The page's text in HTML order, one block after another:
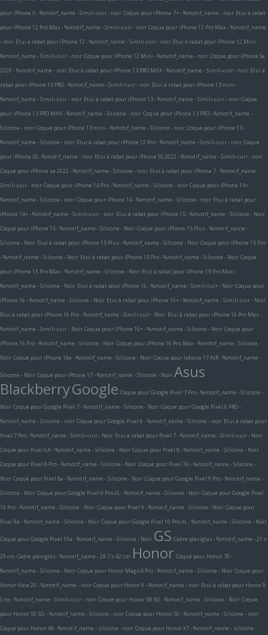
pour iPhone X - %motif_name - Simili-cuir - noir Coque pour iPhone 7+ - %motif_name - noir Etui à rabat
pour iPhone 12 Pro Max - %motif_name - Simili-cuir - noir Coque pour iPhone 12 Pro Max - %motif_name
- noir Etui à rabat pour iPhone 12 - %motif_name - Simili-cuir - noir Etui à rabat pour iPhone 12 Mini -
%motif_name - Simili-cuir - noir Coque pour iPhone 12 Mini - %motif_name - noir Coque pour iPhone Se
2020 - %motif_name - noir Etui à rabat pour iPhone 13 PRO MAX - %motif_name - Simili-cuir - noir Etui à
rabat pour iPhone 13 PRO - %motif_name - Simili-cuir - noir Etui à rabat pour iPhone 13 mini -
%motif_name - Simili-cuir - noir Etui à rabat pour iPhone 13 - %motif_name - Simili-cuir - noir Coque
pour iPhone 13 PRO MAX - %motif_name - Silicone - noir Coque pour iPhone 13 PRO - %motif_name -
Silicone - noir Coque pour iPhone 13 mini - %motif_name - Silicone - noir Coque pour iPhone 13 -
%motif_name - Silicone - noir Etui à rabat pour iPhone 12 Pro - %motif_name - Simili-cuir - noir Coque
pour iPhone XS - %motif_name - noir Etui à rabat pour iPhone SE 2022 - %motif_name - Simili-cuir - noir
Coque pour iPhone se 2022 - %motif_name - Silicone - noir Etui à rabat pour iPhone 7 - %motif_name -
Simili-cuir - noir Coque pour iPhone 14 Pro - %motif_name - Silicone - noir Coque pour iPhone 14+ -
%motif_name - Silicone - noir Coque pour iPhone 14 - %motif_name - Silicone - noir Etui à rabat pour
iPhone 14+ - %motif_name - Simili-cuir - noir Etui à rabat pour iPhone 15 - %motif_name - Silicone - Noir
Coque pour iPhone 15 - %motif_name - Silicone - Noir Coque pour iPhone 15 Plus - %motif_name -
Silicone - Noir Etui à rabat pour iPhone 15 Plus - %motif_name - Silicone - Noir Coque pour iPhone 15 Pro
- %motif_name - Silicone - Noir Etui à rabat pour iPhone 15 Pro - %motif_name - Silicone - Noir Coque
pour iPhone 15 Pro Max - %motif_name - Silicone - Noir Etui à rabat pour iPhone 15 Pro Max -
%motif_name - Silicone - Noir Etui à rabat pour iPhone 16 - %motif_name - Simili-cuir - Noir Coque pour
iPhone 16 - %motif_name - Silicone - Noir Etui à rabat pour iPhone 16+ - %motif_name - Simili-cuir - Noir
Etui à rabat pour iPhone 16 Pro - %motif_name - Simili-cuir - Noir Etui à rabat pour iPhone 16 Pro Max -
%motif_name - Simili-cuir - Noir Coque pour iPhone 16+ - %motif_name - Silicone - Noir Coque pour
iPhone 16 Pro - %motif_name - Silicone - Noir Coque pour iPhone 16 Pro Max - %motif_name - Silicone -
Noir Coque pour iPhone 16e - %motif_name - Silicone - Noir Coque pour Iphone 17 AIR - %motif_name -
Silicone - Noir Coque pour iPhone 17 - %motif_name - Silicone - Noir Asus
BlackberryGoogle Coque pour Google Pixel 7 Pro - %motif_name - Silicone -
Noir Coque pour Google Pixel 7 - %motif_name - Silicone - Noir Coque pour Google Pixel 6 PRO -
%motif_name - Silicone - noir Coque pour Google Pixel 6 - %motif_name - Silicone - noir Etui à rabat pour
Pixel 7 Pro - %motif_name - Simili-cuir - Noir Etui à rabat pour Pixel 7 - %motif_name - Simili-cuir - Noir
Coque pour Pixel 6A - %motif_name - Silicone - Noir Coque pour Pixel 8 - %motif_name - Silicone - Noir
Coque pour Pixel 8 Pro - %motif_name - Silicone - Noir Coque pour Pixel 7A - %motif_name - Silicone -
Noir Coque pour Pixel 8a - %motif_name - Silicone - Noir Coque pour Google Pixel 9 Pro - %motif_name -
Silicone - Noir Coque pour Google Pixel 9 Pro XL - %motif_name - Silicone - Noir Coque pour Google Pixel
10 Pro - %motif_name - Silicone - Noir Coque pour Pixel 9 - %motif_name - Silicone - Noir Coque pour
Pixel 9a - %motif_name - Silicone - Noir Coque pour Google Pixel 10 Pro XL - %motif_name - Silicone - Noir
Coque pour Google Pixel 10a - %motif_name - Silicone - Noir GS Cadre plexiglas - %motif_name - 21 x
29 cm Cadre plexiglas - %motif_name - 29.7 x 42 cm Honor Coque pour Honor 70 -
%motif_name - Silicone - Noir Coque pour Honor Magic4 Pro - %motif_name - Silicone - Noir Coque pour
Honor View 20 - %motif_name - noir Coque pour Honor 9 - %motif_name - noir Etui à rabat pour Honor 9
Lite - %motif_name - Simili-cuir - noir Coque pour Honor X8 5G - %motif_name - Silicone - Noir Coque
pour Honor 50 5G - %motif_name - Silicone - noir Coque pour Honor 50 - %motif_name - Silicone - noir
Coque pour Honor X8 - %motif_name - silicone - noir Coque pour Honor X7 - %motif_name - silicone -